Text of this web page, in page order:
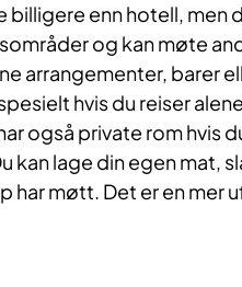
billigere enn hotell, men
og kan møte
arrangementer, barer
hvis du reiser
også private rom hvis
kan lage din egen mat,
har møtt. Det er en mer